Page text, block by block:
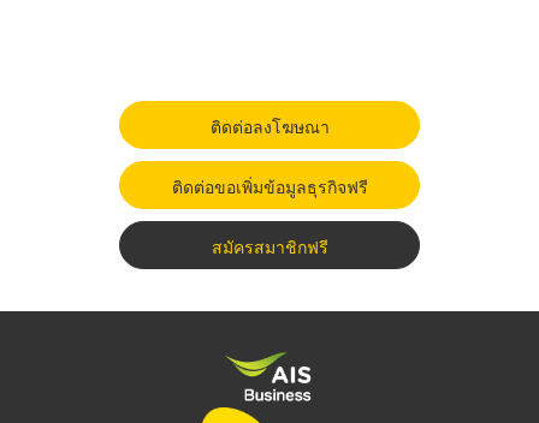
ติดต่อลงโฆษณา
ติดต่อขอเพิ่มข้อมูลธุรกิจฟรี
สมัครสมาชิกฟรี